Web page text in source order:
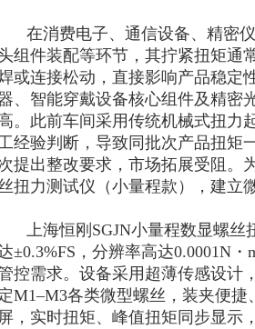
在消费电子、通信设备、精密
组件装配等环节，其拧紧扭矩通
或连接松动，直接影响产品稳定
、智能穿戴设备核心组件及精密
。此前车间采用传统机械式扭力
经验判断，导致同批次产品扭矩
提出整改要求，市场拓展受阻。
扭力测试仪（小量程款），建立
上海恒刚SGJN小量程数显螺
±0.3%FS，分辨率高达0.0001N
控需求。设备采用超薄传感设计
M1–M3各类微型螺丝，装夹便
屏，实时扭矩、峰值扭矩同步显示